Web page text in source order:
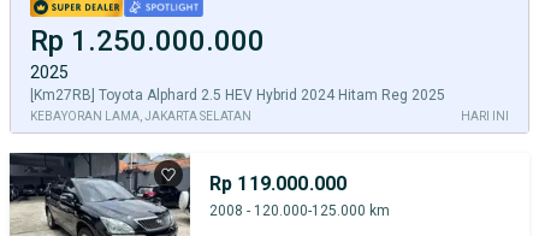
Rp 1.250.000.000
2025
[Km27RB] Toyota Alphard 2.5 HEV Hybrid 2024 Hitam Reg 2025
KEBAYORAN LAMA, JAKARTA SELATAN HARI INI
Rp 119.000.000
2008 - 120.000-125.000 km